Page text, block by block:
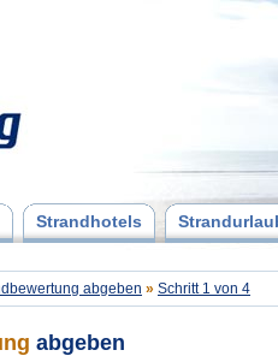
Strandhotels
abgeben » Schritt 1 von 4
abgeben